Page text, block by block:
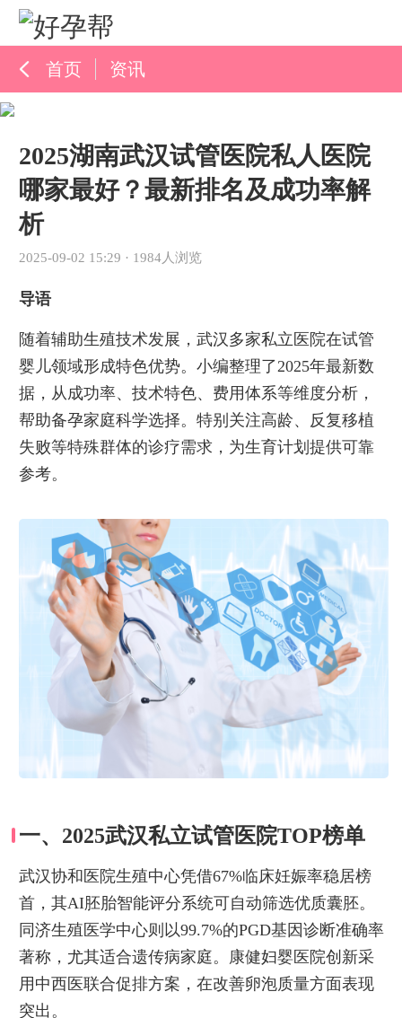
首页 资讯
综合资讯
孕育知识
2025湖南武汉试管医院私人医院
哪家最好？最新排名及成功率解
析
2025-09-02 15:29 · 1984人浏览
导语
随着辅助生殖技术发展，武汉多家私立医院在试管
婴儿领域形成特色优势。小编整理了2025年最新数
据，从成功率、技术特色、费用体系等维度分析，
帮助备孕家庭科学选择。特别关注高龄、反复移植
失败等特殊群体的诊疗需求，为生育计划提供可靠
参考。
一、2025武汉私立试管医院TOP榜单
武汉协和医院生殖中心凭借67%临床妊娠率稳居榜
首，其AI胚胎智能评分系统可自动筛选优质囊胚。
同济生殖医学中心则以99.7%的PGD基因诊断准确率
著称，尤其适合遗传病家庭。康健妇婴医院创新采
用中西医联合促排方案，在改善卵泡质量方面表现
突出。